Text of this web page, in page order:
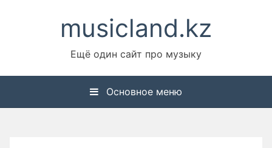
содержимомуmusicland.kz
Ещё один сайт про музыку
Основное меню